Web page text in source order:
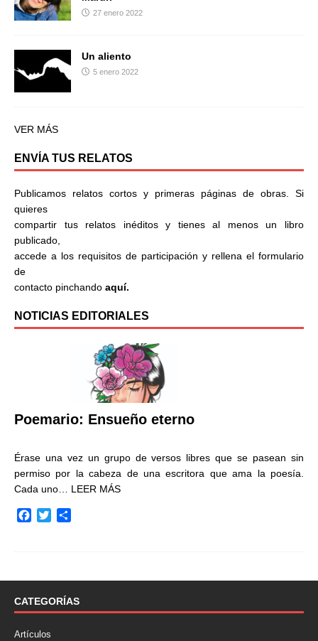
27 enero 2022
Un aliento
5 enero 2022
VER MÁS
ENVÍA TUS RELATOS
Publicamos relatos cortos y primeras páginas de obras. Si
quieres
compartir tus relatos inéditos y tienes al menos un libro
publicado,
accede a los requisitos de participación y rellena el formulario
de
contacto pinchando aquí.
NOTICIAS EDITORIALES
Poemario: Ensueño eterno
Érase una vez un grupo de versos libres que se pasean sin
permiso por la cabeza de una escritora que ama la poesía.
Cada uno… LEER MÁS
o
k
r
t
i
CATEGORÍAS
Artículos